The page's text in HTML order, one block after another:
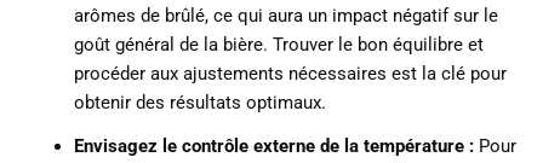
arômes de brûlé, ce qui aura un impact négatif sur le
goût général de la bière. Trouver le bon équilibre et
procéder aux ajustements nécessaires est la clé pour
obtenir des résultats optimaux.
Envisagez le contrôle externe de la température : Pour